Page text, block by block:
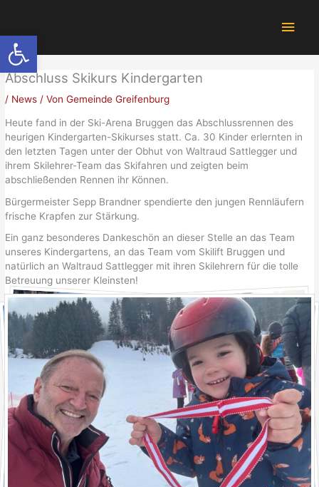
Werkzeugleiste öffnen
springen
Abschluss Skikurs Kindergarten
/ News / VonGemeinde Greifenburg
Heute fand in der Ski-Arena Bruggen das Abschlussrennen des
heurigen Kindergarten-Skikurses statt. Ca. 30 Kinder erlernten in
den letzten Tagen unter der Obhut von Waltraud Sattlegger und
ihrem Skilehrer-Team das Skifahren und zeigten beim
abschließenden Rennen ihr Können.
Bürgermeister Sepp Brandner spendierte den jungen Rennläufern
frische Krapfen zur Stärkung.
Ein ganz besonderes Dankeschön an dieser Stelle an das Team
unseres Kindergartens, an das Team vom Skilift Bruggen und
natürlich an Waltraud Sattlegger mit ihren Skilehrern für die tolle
Betreuung unserer Kleinsten!